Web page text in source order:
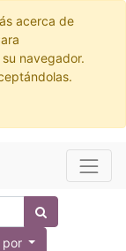
acerca de
navegador.
por